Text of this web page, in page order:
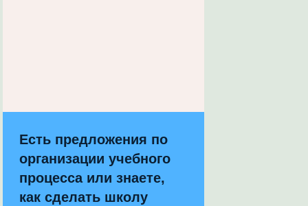
Есть предложения по
организации учебного
процесса или знаете,
как сделать школу